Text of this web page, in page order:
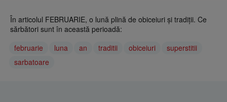
În articolul FEBRUARIE, o lună plină de obiceiuri și tradiții. Ce
sărbători sunt în această perioadă:
februarie
luna an traditii obiceiuri
superstitii
sarbatoare